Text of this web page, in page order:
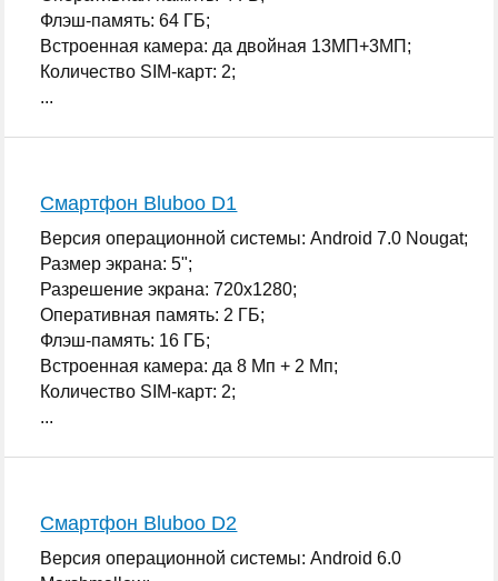
Флэш-память: 64 ГБ;
Встроенная камера: да двойная 13МП+3МП;
Количество SIM-карт: 2;
...
Смартфон Bluboo D1
Версия операционной системы: Android 7.0 Nougat;
Размер экрана: 5";
Разрешение экрана: 720x1280;
Оперативная память: 2 ГБ;
Флэш-память: 16 ГБ;
Встроенная камера: да 8 Мп + 2 Мп;
Количество SIM-карт: 2;
...
Смартфон Bluboo D2
Версия операционной системы: Android 6.0